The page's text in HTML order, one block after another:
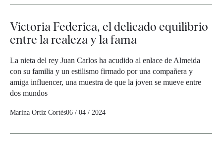
Victoria Federica, el delicado equilibrio
entre la realeza y la fama
La nieta del rey Juan Carlos ha acudido al enlace de Almeida
con su familia y un estilismo firmado por una compañera y
amiga influencer, una muestra de que la joven se mueve entre
dos mundos
Marina Ortiz Cortés06 / 04 / 2024